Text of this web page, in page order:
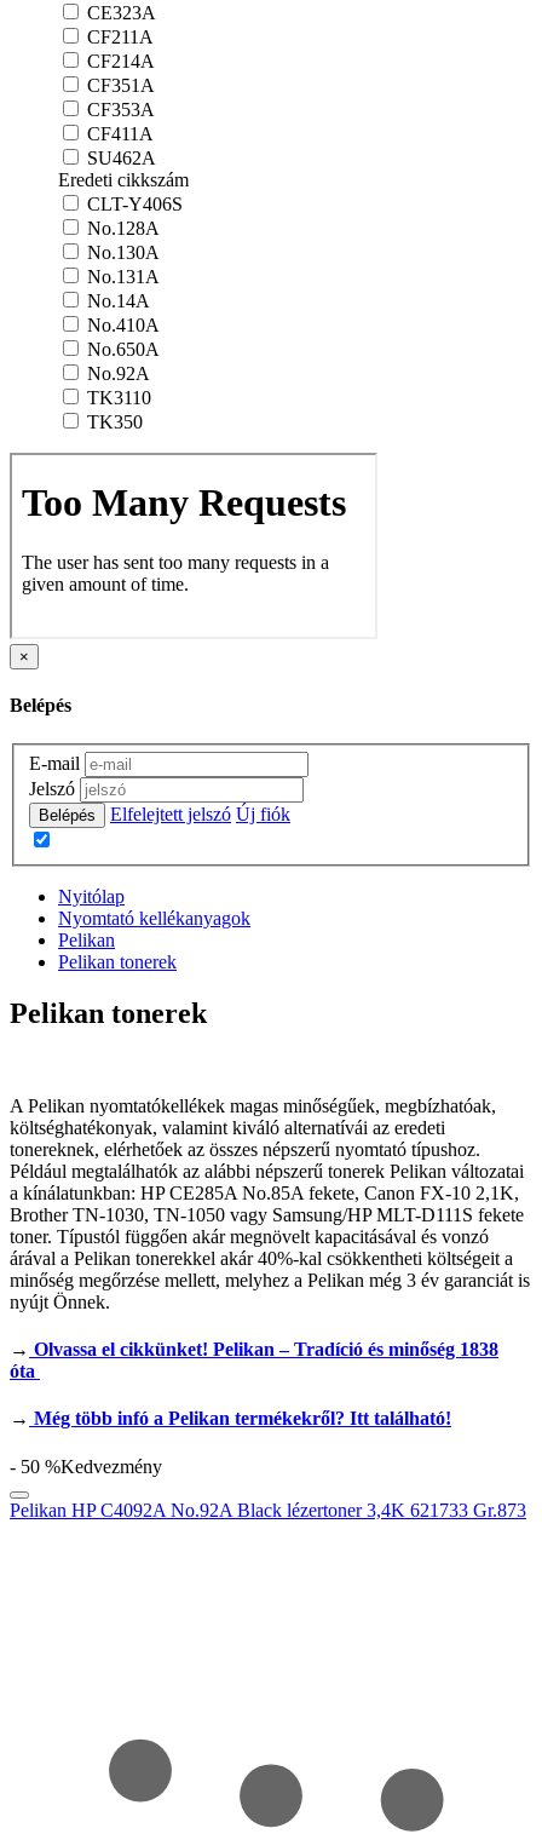
CE323A
CF211A
CF214A
CF351A
CF353A
CF411A
SU462A
Eredeti cikkszám
CLT-Y406S
No.128A
No.130A
No.131A
No.14A
No.410A
No.650A
No.92A
TK3110
TK350
×
Belépés
E-mail
Jelszó
Belépés Elfelejtett jelszó Új fiók
Nyitólap
Nyomtató kellékanyagok
Pelikan
Pelikan tonerek
Pelikan tonerek
A Pelikan nyomtatókellékek magas minőségűek, megbízhatóak,
költséghatékonyak, valamint kiváló alternatívái az eredeti
tonereknek, elérhetőek az összes népszerű nyomtató típushoz.
Például megtalálhatók az alábbi népszerű tonerek Pelikan változatai
a kínálatunkban: HP CE285A No.85A fekete, Canon FX-10 2,1K,
Brother TN-1030, TN-1050 vagy Samsung/HP MLT-D111S fekete
toner. Típustól függően akár megnövelt kapacitásával és vonzó
árával a Pelikan tonerekkel akár 40%-kal csökkentheti költségeit a
minőség megőrzése mellett, melyhez a Pelikan még 3 év garanciát is
nyújt Önnek.
→ Olvassa el cikkünket! Pelikan – Tradíció és minőség 1838
óta
→ Még több infó a Pelikan termékekről? Itt található!
- 50 %Kedvezmény
Pelikan HP C4092A No.92A Black lézertoner 3,4K 621733 Gr.873